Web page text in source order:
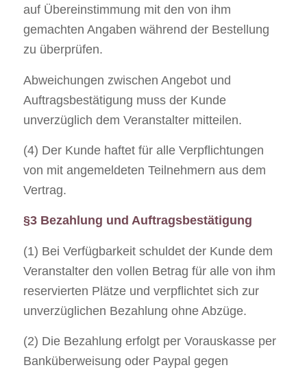
auf Übereinstimmung mit den von ihm
gemachten Angaben während der Bestellung
zu überprüfen.
Abweichungen zwischen Angebot und
Auftragsbestätigung muss der Kunde
unverzüglich dem Veranstalter mitteilen.
(4) Der Kunde haftet für alle Verpflichtungen
von mit angemeldeten Teilnehmern aus dem
Vertrag.
§3 Bezahlung und Auftragsbestätigung
(1) Bei Verfügbarkeit schuldet der Kunde dem
Veranstalter den vollen Betrag für alle von ihm
reservierten Plätze und verpflichtet sich zur
unverzüglichen Bezahlung ohne Abzüge.
(2) Die Bezahlung erfolgt per Vorauskasse per
Banküberweisung oder Paypal gegen